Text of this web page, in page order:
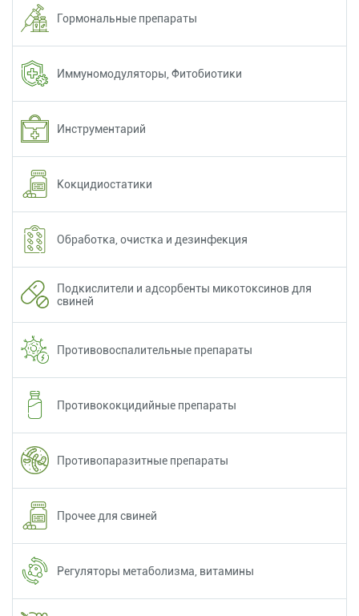
Гормональные препараты
Иммуномодуляторы, Фитобиотики
Инструментарий
Кокцидиостатики
Обработка, очистка и дезинфекция
Подкислители и адсорбенты микотоксинов для
свиней
Противовоспалительные препараты
Противококцидийные препараты
Противопаразитные препараты
Прочее для свиней
Регуляторы метаболизма, витамины